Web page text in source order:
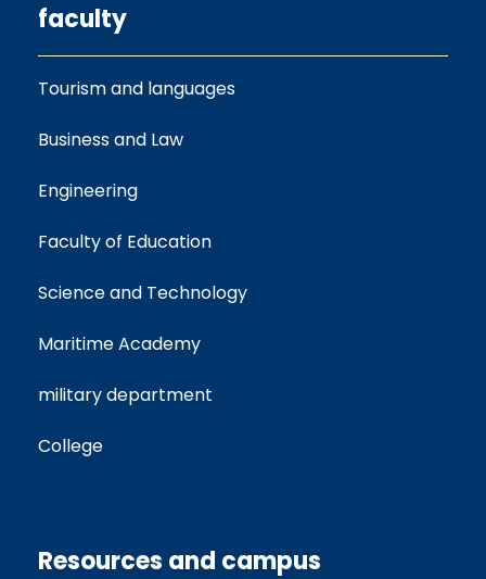
faculty
Tourism and languages
Business and Law
Engineering
Faculty of Education
Science and Technology
Maritime Academy
military department
College
Resources and campus